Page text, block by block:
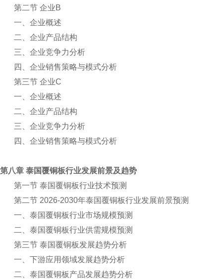
第二节 企业B
一、企业概述
二、企业产品结构
三、企业竞争力分析
四、企业销售策略与模式分析
第三节 企业C
一、企业概述
二、企业产品结构
三、企业竞争力分析
四、企业销售策略与模式分析
第八章 泰国覆铜板行业发展前景及趋势
第一节 泰国覆铜板行业技术预测
第二节 2026-2030年泰国覆铜板行业发展前景预测
一、泰国覆铜板行业市场规模预测
二、泰国覆铜板行业供需规模预测
第三节 泰国覆铜板发展趋势分析
一、下游应用领域发展趋势分析
二、泰国覆铜板产品发展趋势分析